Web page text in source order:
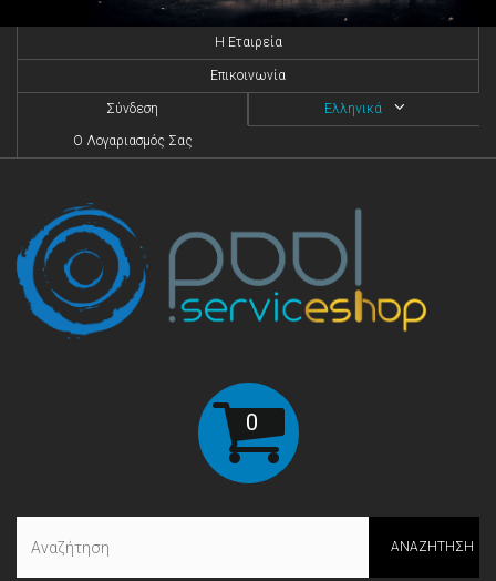
H Eταιρεία
Επικοινωνία
Ελληνικά
Σύνδεση
O Λογαριασμός Σας
0
ΑΝΑΖΉΤΗΣΗ